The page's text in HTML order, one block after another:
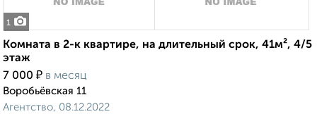
1
Комната в 2-к квартире, на длительный срок, 41м², 4/5
этаж
7 000 ₽ в месяц
Воробьёвская 11
Агентство, 08.12.2022